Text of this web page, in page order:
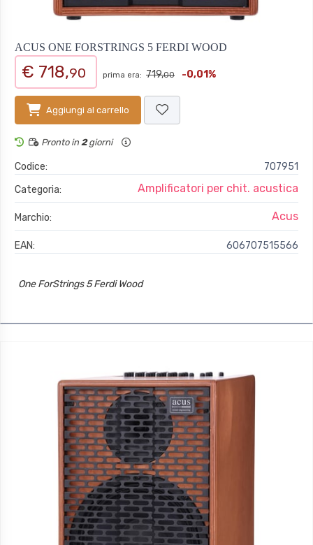
ACUS ONE FORSTRINGS 5 FERDI WOOD
€ 718,90 prima era: 719,00 -0,01%
Aggiungi al carrello
Pronto in 2giorni
Codice:
707951
Categoria:
Amplificatori per chit. acustica
Marchio: Acus
EAN: 606707515566
One ForStrings 5 Ferdi Wood